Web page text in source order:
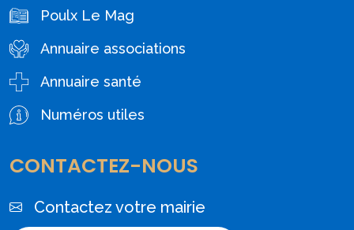
Poulx Le Mag
Annuaire associations
Annuaire santé
Numéros utiles
CONTACTEZ-NOUS
Contactez votre mairie